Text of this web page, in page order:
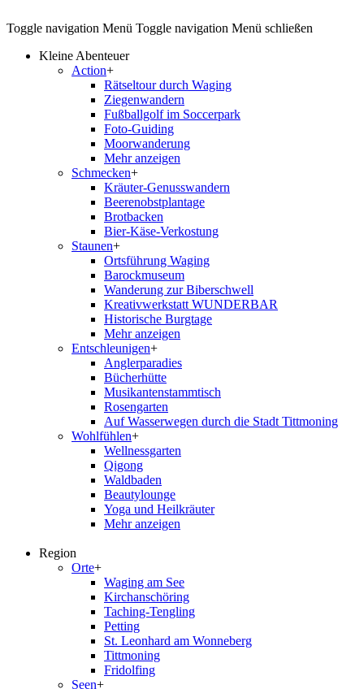
Toggle navigation Menü Toggle navigation Menü schließen
Kleine Abenteuer
Action+
Rätseltour durch Waging
Ziegenwandern
Fußballgolf im Soccerpark
Foto-Guiding
Moorwanderung
Mehr anzeigen
Schmecken+
Kräuter-Genusswandern
Beerenobstplantage
Brotbacken
Bier-Käse-Verkostung
Staunen+
Ortsführung Waging
Barockmuseum
Wanderung zur Biberschwell
Kreativwerkstatt WUNDERBAR
Historische Burgtage
Mehr anzeigen
Entschleunigen+
Anglerparadies
Bücherhütte
Musikantenstammtisch
Rosengarten
Auf Wasserwegen durch die Stadt Tittmoning
Wohlfühlen+
Wellnessgarten
Qigong
Waldbaden
Beautylounge
Yoga und Heilkräuter
Mehr anzeigen
Region
Orte+
Waging am See
Kirchanschöring
Taching-Tengling
Petting
St. Leonhard am Wonneberg
Tittmoning
Fridolfing
Seen+